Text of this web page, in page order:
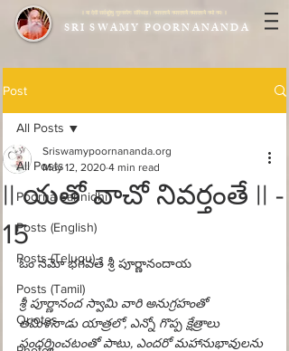
SRI SWAMY POORNANANDA
|| या देवी सर्वभूतेषु गुरुरूपेण संस्थिता। नमस्तस्यै नमस्तस्यै नमस्तस्यै नमो नमः ||
Post
All Posts
Poorna Sannidhi
Posts (English)
Posts (Telugu)
Posts (Tamil)
Quotes
All Posts
|| యతో వాచో నివర్తంతే || -
15
Sriswamypoornananda.org
May 12, 2020 4 min read
ఓం నమో భగవతే శ్రీ పూర్ణానందాయ
శ్రీ పూర్ణానంద స్వామి వారి అనుగ్రహంతో
తమిళనాడు యాత్రలో, ఎన్నో గొప్ప క్షేత్రాలు
సందర్శించటంతో పాటు, ఎందరో మహానుభావులను